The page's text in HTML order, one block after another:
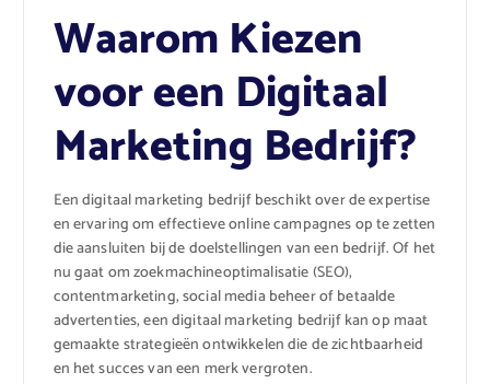
Waarom Kiezen
voor een Digitaal
Marketing Bedrijf?
Een digitaal marketing bedrijf beschikt over de expertise
en ervaring om effectieve online campagnes op te zetten
die aansluiten bij de doelstellingen van een bedrijf. Of het
nu gaat om zoekmachineoptimalisatie (SEO),
contentmarketing, social media beheer of betaalde
advertenties, een digitaal marketing bedrijf kan op maat
gemaakte strategieën ontwikkelen die de zichtbaarheid
en het succes van een merk vergroten.